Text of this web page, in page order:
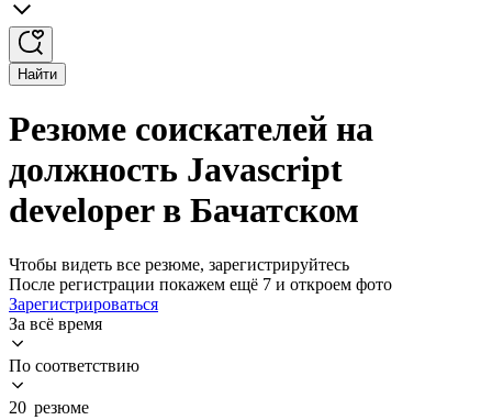
Найти
Резюме соискателей на
должность Javascript
developer в Бачатском
Чтобы видеть все резюме, зарегистрируйтесь
После регистрации покажем ещё 7 и откроем фото
Зарегистрироваться
За всё время
По соответствию
20 резюме